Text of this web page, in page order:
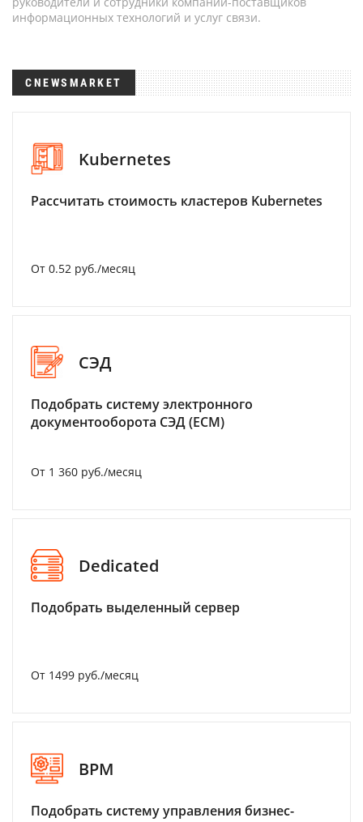
информационных технологий и услуг связи.
CNEWSMARKET
Kubernetes
Рассчитать стоимость кластеров Kubernetes
От 0.52 руб./месяц
СЭД
Подобрать систему электронного
документооборота СЭД (ECM)
От 1 360 руб./месяц
Dedicated
Подобрать выделенный сервер
От 1499 руб./месяц
BPM
Подобрать систему управления бизнес-